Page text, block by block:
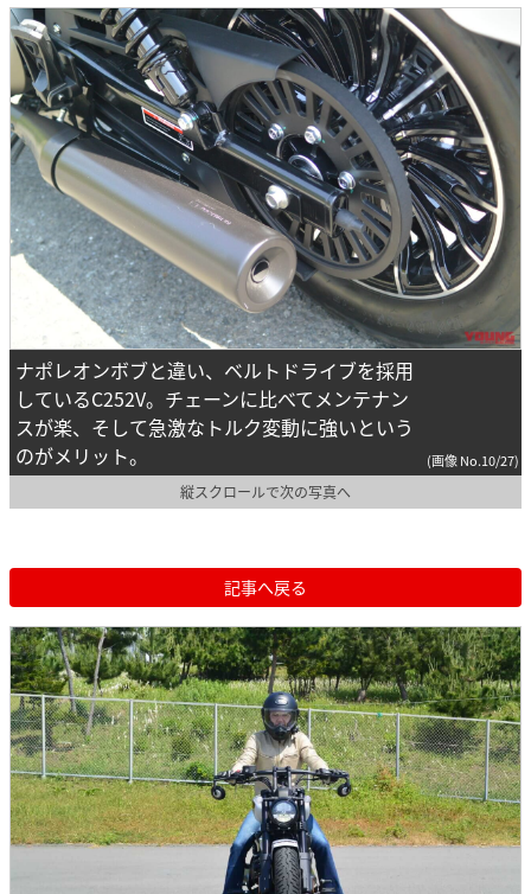
ナポレオンボブと違い、ベルトドライブを採用
しているC252V。チェーンに比べてメンテナン
スが楽、そして急激なトルク変動に強いという
のがメリット。
(画像 No.10/27)
縦スクロールで次の写真へ
記事へ戻る